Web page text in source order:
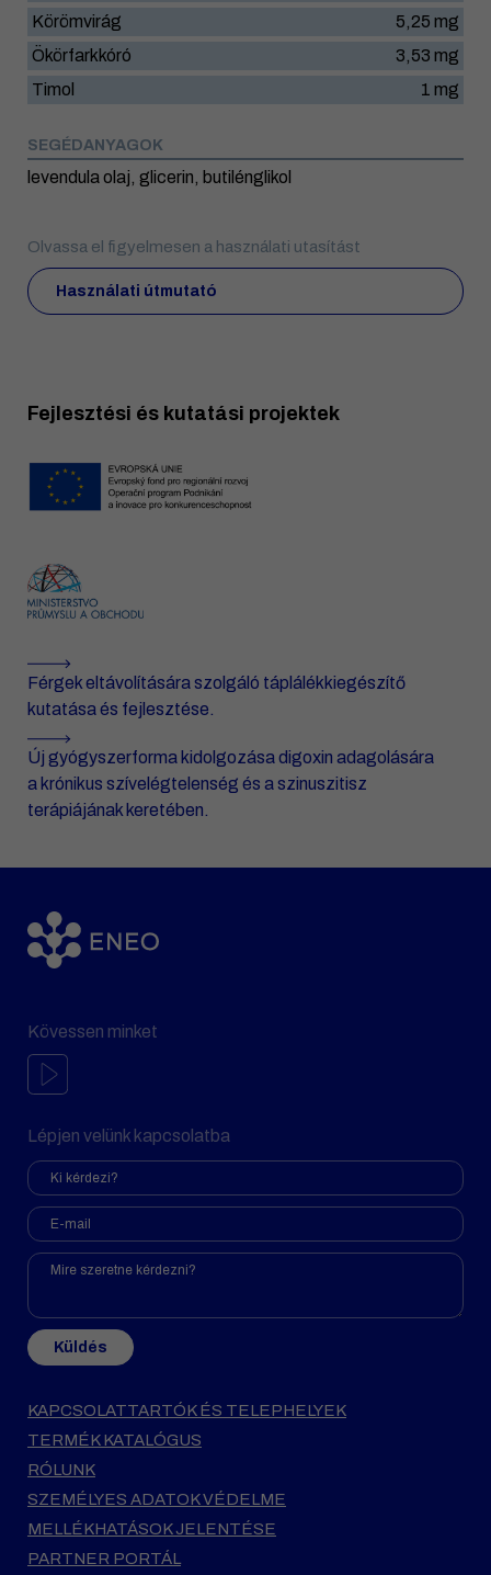
Körömvirág
5,25 mg
Ökörfarkkóró
3,53 mg
Timol
1 mg
SEGÉDANYAGOK
levendula olaj, glicerin, butilénglikol
Olvassa el figyelmesen a használati utasítást
Használati útmutató
Fejlesztési és kutatási projektek
Férgek eltávolítására szolgáló táplálékkiegészítő
kutatása és fejlesztése.
Új gyógyszerforma kidolgozása digoxin adagolására
a krónikus szívelégtelenség és a szinuszitisz
terápiájának keretében.
Kövessen minket
Lépjen velünk kapcsolatba
Küldés
KAPCSOLATTARTÓK ÉS TELEPHELYEK
TERMÉK KATALÓGUS
RÓLUNK
SZEMÉLYES ADATOK VÉDELME
MELLÉKHATÁSOK JELENTÉSE
PARTNER PORTÁL